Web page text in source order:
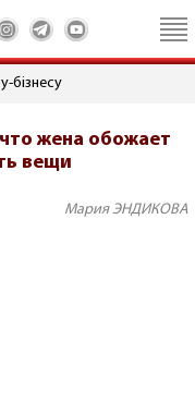
бізнесу
что жена обожает
вещи
Мария ЭНДИКОВА